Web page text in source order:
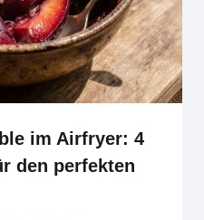
im Airfryer: 4
den perfekten